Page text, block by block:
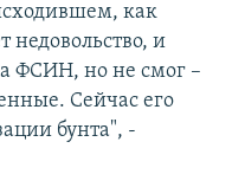
как
недовольство, и
ФСИН, но не смог –
Сейчас его
бунта", -